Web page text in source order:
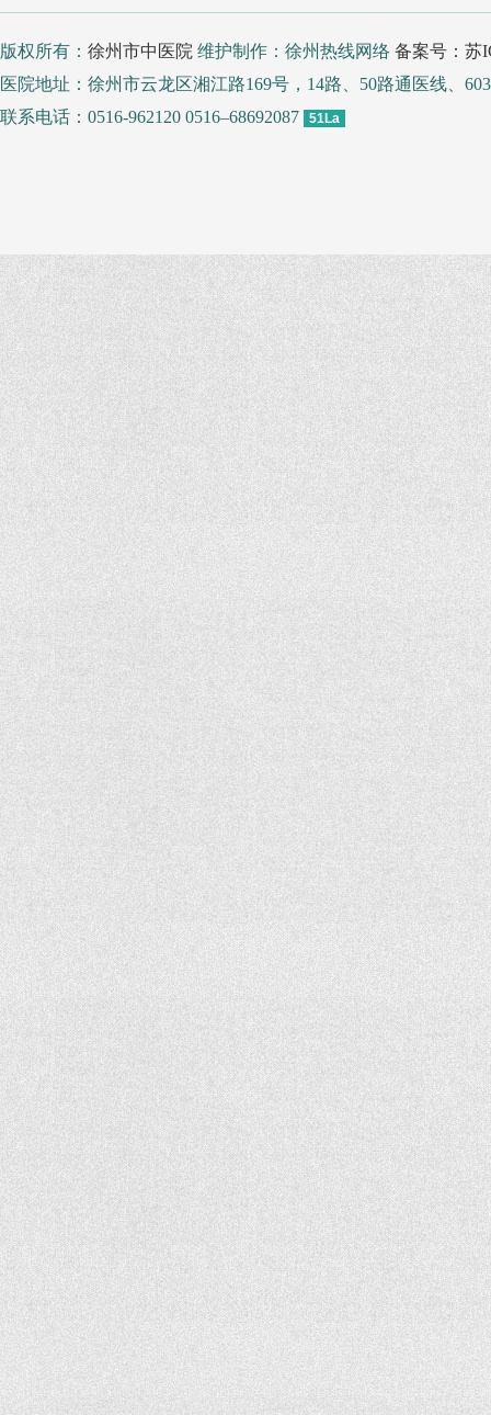
版权所有： 徐州市中医院 维护制作：徐州热线网络 备案号：苏
医院地址：徐州市云龙区湘江路169号，14路、50路通医线、
联系电话：0516-962120 0516–68692087
51La